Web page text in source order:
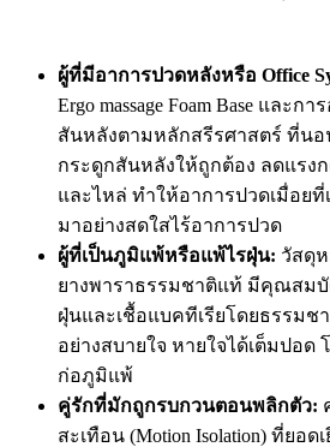
ผู้ที่มีอาการปวดหลังหรือ Office
Ergo massage Foam Base และ
สันหลังตามหลักสรีรศาสตร์ ที่น
กระดูกสันหลังให้ถูกต้อง ลดแรง
และไหล่ ทำให้อาการปวดเมื่อยที่
มาอย่างสดใสไร้อาการปวด
ผู้ที่เป็นภูมิแพ้หรือแพ้ไรฝุ่น: วัสดุห
ยางพาราธรรมชาติแท้ มีคุณสมบั
ฝุ่นและเชื้อแบคทีเรียโดยธรรม
อย่างสบายใจ หายใจได้เต็มปอด
ก่อภูมิแพ้
คู่รักที่มักถูกรบกวนตอนพลิกตัว:
สะเทือน (Motion Isolation) ที่ยอ